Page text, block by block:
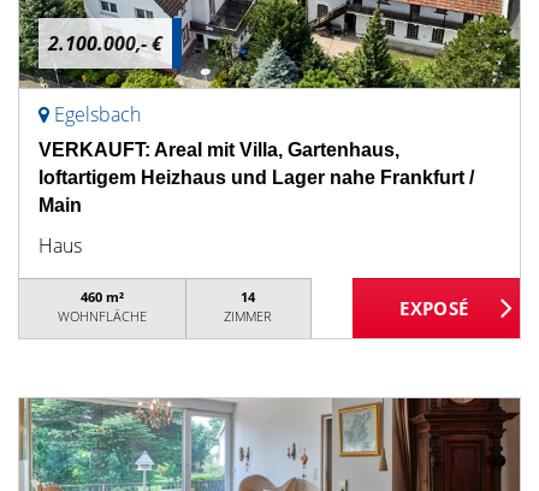
2.100.000,- €
Egelsbach
VERKAUFT: Areal mit Villa, Gartenhaus,
loftartigem Heizhaus und Lager nahe Frankfurt /
Main
Haus
460 m²
WOHNFLÄCHE
14
ZIMMER